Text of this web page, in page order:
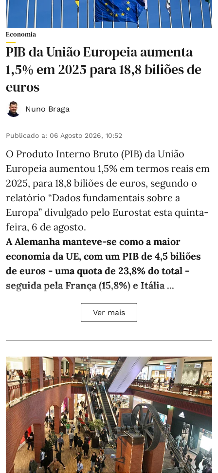
Economia
PIB da União Europeia aumenta
1,5% em 2025 para 18,8 biliões de
euros
Nuno Braga
Publicado a: 06 Agosto 2026, 10:52
O Produto Interno Bruto (PIB) da União
Europeia aumentou 1,5% em termos reais em
2025, para 18,8 biliões de euros, segundo o
relatório “Dados fundamentais sobre a
Europa” divulgado pelo Eurostat esta quinta-
feira, 6 de agosto.
A Alemanha manteve‑se como a maior
economia da UE, com um PIB de 4,5 biliões
de euros - uma quota de 23,8% do total -
seguida pela França (15,8%) e Itália ...
Ver mais